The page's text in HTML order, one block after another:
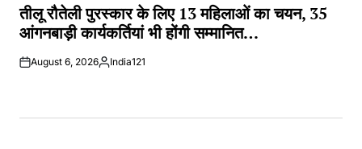
IN
तीलू रौतेली पुरस्कार के लिए 13 महिलाओं का चयन, 35
आंगनबाड़ी कार्यकर्तियां भी होंगी सम्मानित…
August 6, 2026Posted
India121